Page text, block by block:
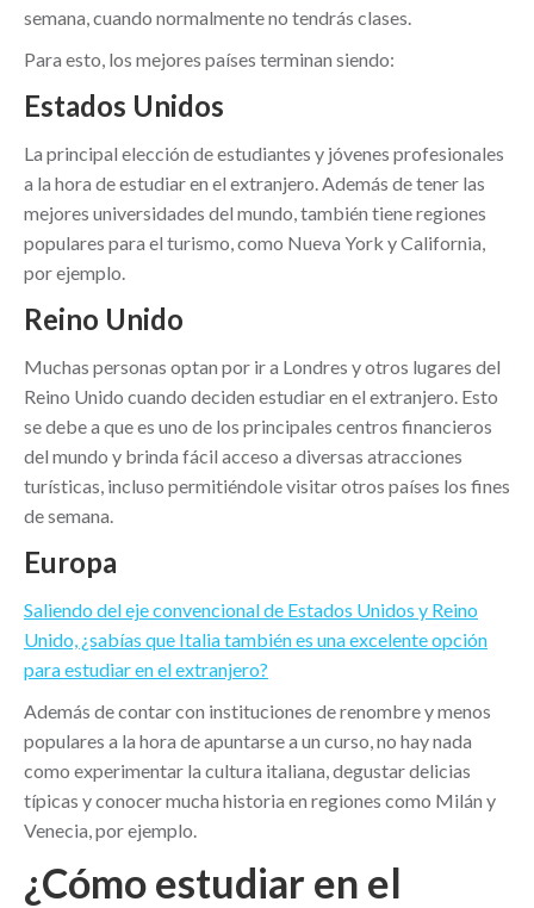
semana, cuando normalmente no tendrás clases.
Para esto, los mejores países terminan siendo:
Estados Unidos
La principal elección de estudiantes y jóvenes profesionales
a la hora de estudiar en el extranjero. Además de tener las
mejores universidades del mundo, también tiene regiones
populares para el turismo, como Nueva York y California,
por ejemplo.
Reino Unido
Muchas personas optan por ir a Londres y otros lugares del
Reino Unido cuando deciden estudiar en el extranjero. Esto
se debe a que es uno de los principales centros financieros
del mundo y brinda fácil acceso a diversas atracciones
turísticas, incluso permitiéndole visitar otros países los fines
de semana.
Europa
Saliendo del eje convencional de Estados Unidos y Reino
Unido, ¿sabías que Italia también es una excelente opción
para estudiar en el extranjero?
Además de contar con instituciones de renombre y menos
populares a la hora de apuntarse a un curso, no hay nada
como experimentar la cultura italiana, degustar delicias
típicas y conocer mucha historia en regiones como Milán y
Venecia, por ejemplo.
¿Cómo estudiar en el